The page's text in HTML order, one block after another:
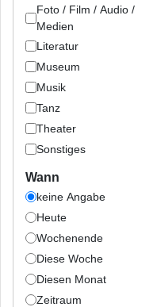
Foto / Film / Audio /
Medien
Literatur
Museum
Musik
Tanz
Theater
Sonstiges
Wann
keine Angabe
Heute
Wochenende
Diese Woche
Diesen Monat
Zeitraum